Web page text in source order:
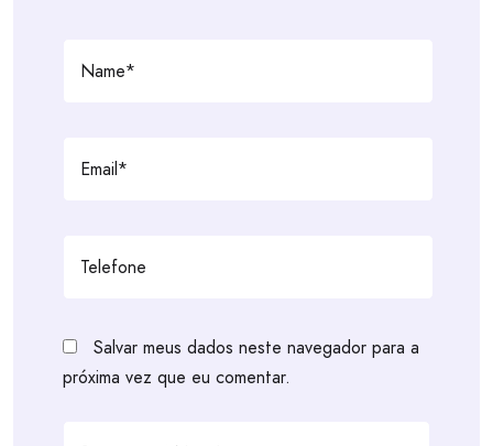
Salvar meus dados neste navegador para a
próxima vez que eu comentar.